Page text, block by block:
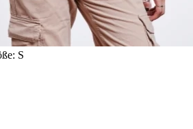
: S